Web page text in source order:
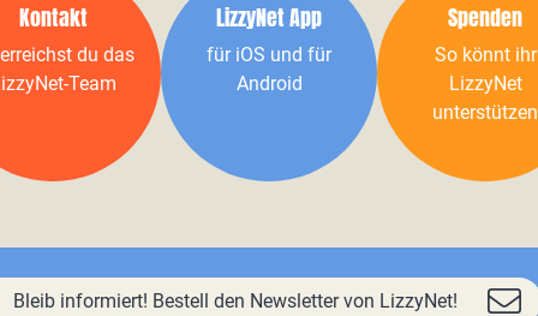
Kontakt
du das
Team
LizzyNet App
für iOS und für
Android
Spenden
So könnt ihr
LizzyNet
unterstützen
Bleib informiert! Bestell den Newsletter von LizzyNet!